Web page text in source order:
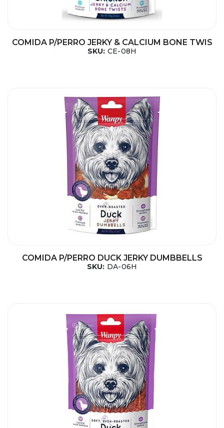
COMIDA P/PERRO JERKY & CALCIUM BONE TWIS
SKU: CE-08H
COMIDA P/PERRO DUCK JERKY DUMBBELLS
SKU: DA-06H